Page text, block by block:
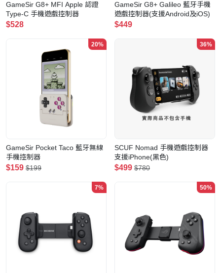
GameSir G8+ MFI Apple 認證
Type-C 手機遊戲控制器
$528
GameSir G8+ Galileo 藍牙手機
遊戲控制器(支援Android及iOS)
$449
20%
GameSir Pocket Taco 藍牙無線
手機控制器
$159 $199
36%
SCUF Nomad 手機遊戲控制器
支援iPhone(黑色)
$499 $780
7% 50%